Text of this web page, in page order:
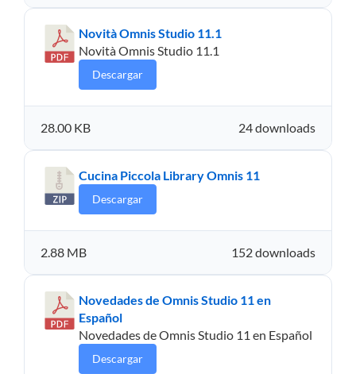
Novità Omnis Studio 11.1
Novità Omnis Studio 11.1
Descargar
24 downloads
28.00 KB
Cucina Piccola Library Omnis 11
Descargar
152 downloads
2.88 MB
Novedades de Omnis Studio 11 en
Español
Novedades de Omnis Studio 11 en Español
Descargar